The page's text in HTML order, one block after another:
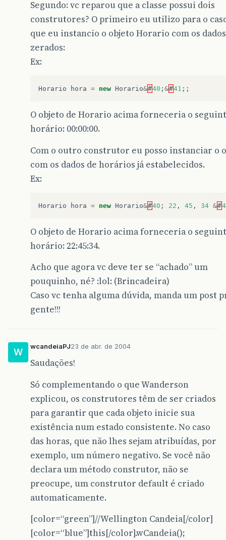
Segundo: vc reparou que a classe possui dois
construtores? O primeiro eu utilizo para o
que eu instancio o objeto Horario com os dados
zerados:
Ex:
Horario hora = new Horario&#40 ; &#41 ;;
O objeto de Horario acima forneceria o
horário: 00:00:00.
Com o outro construtor eu posso instanciar o
com os dados de horários já estabelecidos.
Ex:
Horario hora = new Horario&#40 ; 22 , 45 , 34 &#
O objeto de Horario acima forneceria o
horário: 22:45:34.
Acho que agora vc deve ter se “achado” um
pouquinho, né? :lol: (Brincadeira)
Caso vc tenha alguma dúvida, manda um post
gente!!!
W
wcandeiaPJ23 de abr. de 2004
Saudações!
Só complementando o que Wanderson
explicou, os construtores têm de ser criados
para garantir que cada objeto inicie sua
existência num estado consistente. No caso
das horas, que não lhes sejam atribuídas, por
exemplo, um número negativo. Se você não
declara um método construtor, não se
preocupe, um construtor default é criado
automaticamente.
[color=“green”]//Wellington Candeia[/color]
[color=“blue”]this[/color].wCandeia();